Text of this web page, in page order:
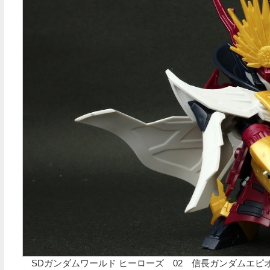
SDガンダムワールド ヒーローズ 02 信長ガンダムエピ